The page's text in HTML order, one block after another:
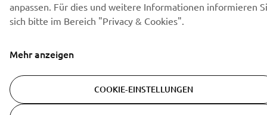
anpassen. Für dies und weitere Informationen informieren
sich bitte im Bereich "Privacy & Cookies".
Mehr anzeigen
COOKIE-EINSTELLUNGEN